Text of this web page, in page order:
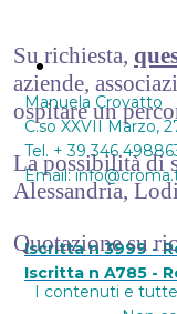
Su richiesta,
aziende,
ospitare un
La possibilità di
Alessandria,
Quotazione su
Contattami
Manuela Crovatto
C.so XXVII Marzo,
Tel. + 39 346
Email:
Iscritta n 3999 -
Iscritta n A785 -
I contenuti e tutte